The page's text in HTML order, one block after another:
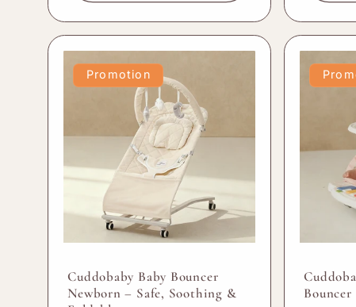
Promotion
Cuddobaby Baby Bouncer
Newborn – Safe, Soothing &
Bouncer